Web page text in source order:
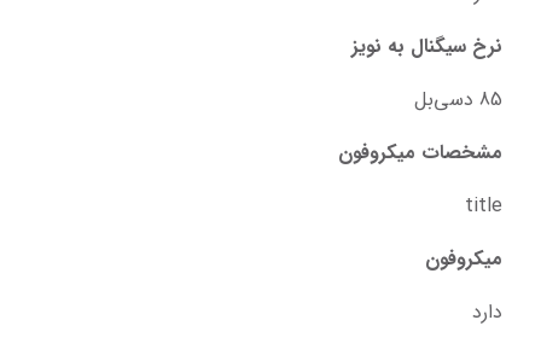
نرخ سیگنال به نویز
85 دسی‌بل
مشخصات میکروفون
title
میکروفون
دارد